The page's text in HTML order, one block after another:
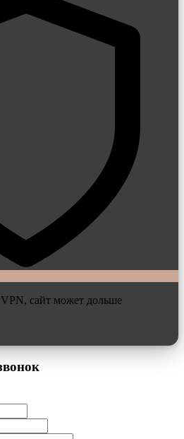
сайт может дольше